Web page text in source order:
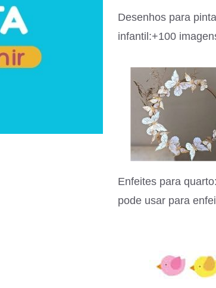
Desenhos para
infantil:+100
Enfeites para
pode usar para